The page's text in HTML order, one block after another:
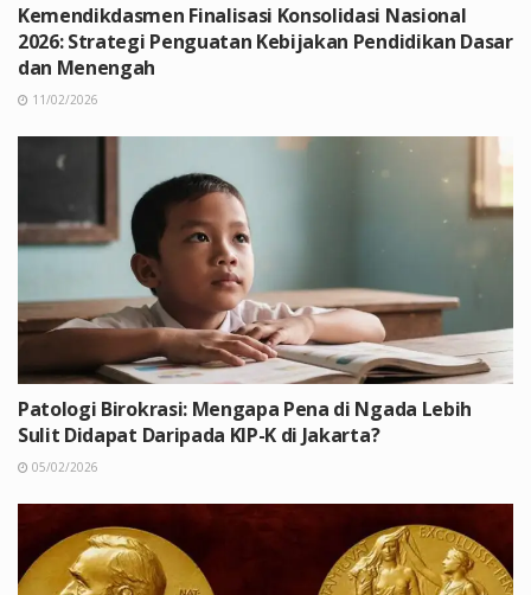
Kemendikdasmen Finalisasi Konsolidasi Nasional
2026: Strategi Penguatan Kebijakan Pendidikan Dasar
dan Menengah
11/02/2026
Patologi Birokrasi: Mengapa Pena di Ngada Lebih
Sulit Didapat Daripada KIP-K di Jakarta?
05/02/2026